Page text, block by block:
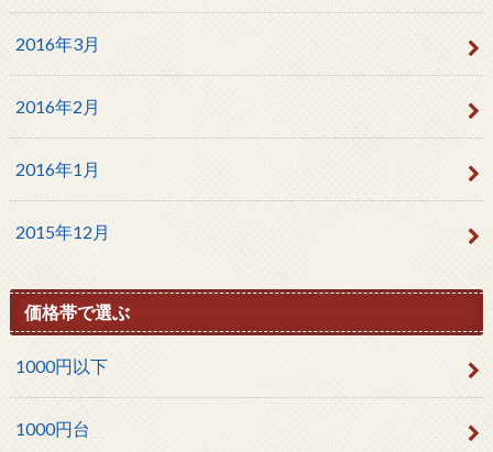
2016年3月
2016年2月
2016年1月
2015年12月
価格帯で選ぶ
1000円以下
1000円台